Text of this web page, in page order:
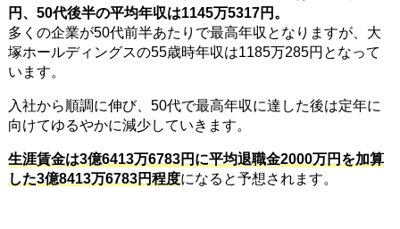
円、50代後半の平均年収は1145万5317円。
多くの企業が50代前半あたりで最高年収となりますが、大
塚ホールディングスの55歳時年収は1185万285円となって
います。
入社から順調に伸び、50代で最高年収に達した後は定年に
向けてゆるやかに減少していきます。
生涯賃金は3億6413万6783円に平均退職金2000万円を加算
した3億8413万6783円程度になると予想されます。